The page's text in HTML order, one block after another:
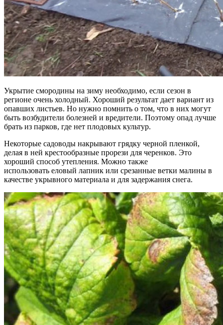
Укрытие смородины на зиму необходимо, если сезон в
регионе очень холодный. Хороший результат дает вариант из
опавших листьев. Но нужно помнить о том, что в них могут
быть возбудители болезней и вредители. Поэтому опад лучше
брать из парков, где нет плодовых культур.
Некоторые садоводы накрывают грядку черной пленкой,
делая в ней крестообразные прорези для черенков. Это
хороший способ утепления. Можно также
использовать еловый лапник или срезанные ветки малины в
качестве укрывного материала и для задержания снега.